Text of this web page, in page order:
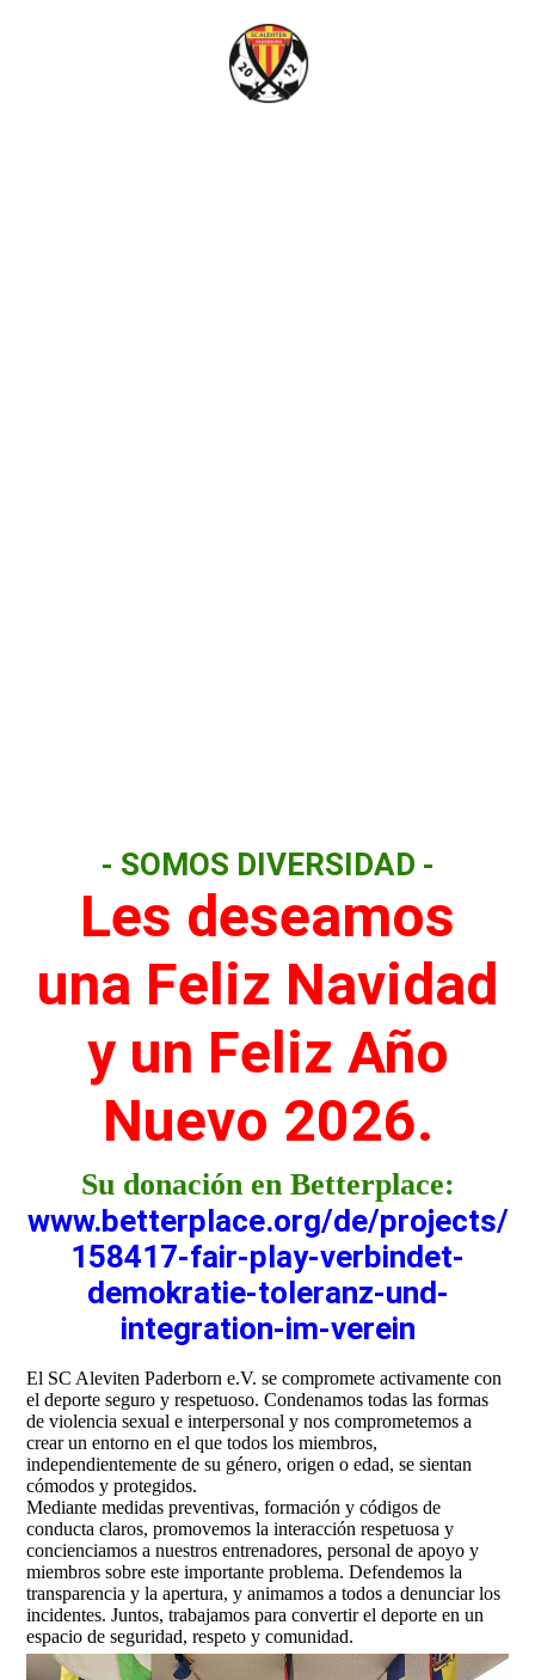
- SOMOS DIVERSIDAD -
Les deseamos
una Feliz Navidad
y un Feliz Año
Nuevo 2026.
Su donación en Betterplace:
www.betterplace.org/de/projects/
158417-fair-play-verbindet-
demokratie-toleranz-und-
integration-im-verein
El SC Aleviten Paderborn e.V. se compromete activamente con
el deporte seguro y respetuoso. Condenamos todas las formas
de violencia sexual e interpersonal y nos comprometemos a
crear un entorno en el que todos los miembros,
independientemente de su género, origen o edad, se sientan
cómodos y protegidos.
Mediante medidas preventivas, formación y códigos de
conducta claros, promovemos la interacción respetuosa y
concienciamos a nuestros entrenadores, personal de apoyo y
miembros sobre este importante problema. Defendemos la
transparencia y la apertura, y animamos a todos a denunciar los
incidentes. Juntos, trabajamos para convertir el deporte en un
espacio de seguridad, respeto y comunidad.